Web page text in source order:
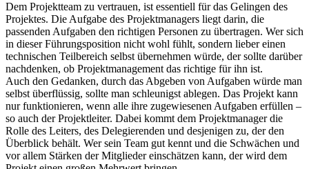
Dem Projektteam zu vertrauen, ist essentiell für das Gelingen des
Projektes. Die Aufgabe des Projektmanagers liegt darin, die
passenden Aufgaben den richtigen Personen zu übertragen. Wer sich
in dieser Führungsposition nicht wohl fühlt, sondern lieber einen
technischen Teilbereich selbst übernehmen würde, der sollte darüber
nachdenken, ob Projektmanagement das richtige für ihn ist.
Auch den Gedanken, durch das Abgeben von Aufgaben würde man
selbst überflüssig, sollte man schleunigst ablegen. Das Projekt kann
nur funktionieren, wenn alle ihre zugewiesenen Aufgaben erfüllen –
so auch der Projektleiter. Dabei kommt dem Projektmanager die
Rolle des Leiters, des Delegierenden und desjenigen zu, der den
Überblick behält. Wer sein Team gut kennt und die Schwächen und
vor allem Stärken der Mitglieder einschätzen kann, der wird dem